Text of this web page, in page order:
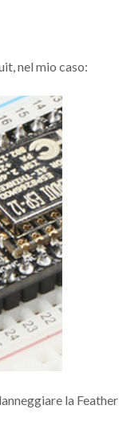
nel mio caso:
la Feather